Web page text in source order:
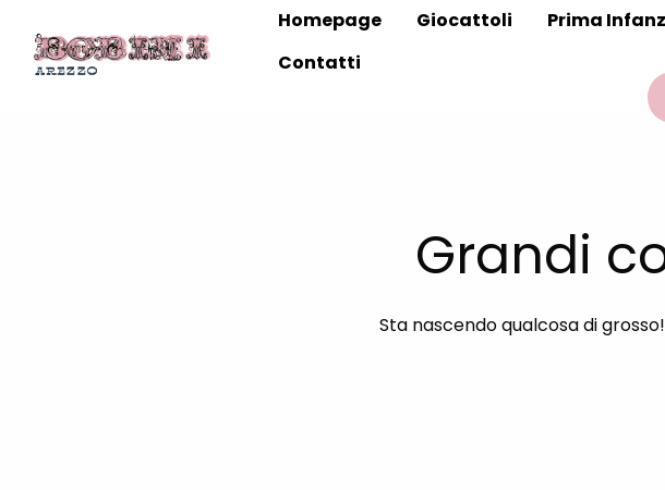
Homepage Giocattoli Prima
Contatti
Grandi
Sta nascendo qualcosa di